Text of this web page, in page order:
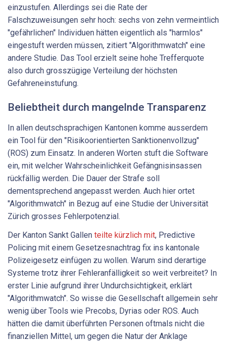
einzustufen. Allerdings sei die Rate der
Falschzuweisungen sehr hoch: sechs von zehn vermeintlich
"gefährlichen" Individuen hätten eigentlich als "harmlos"
eingestuft werden müssen, zitiert "Algorithmwatch" eine
andere Studie. Das Tool erzielt seine hohe Trefferquote
also durch grosszügige Verteilung der höchsten
Gefahreneinstufung.
Beliebtheit durch mangelnde Transparenz
In allen deutschsprachigen Kantonen komme ausserdem
ein Tool für den "Risikoorientierten Sanktionenvollzug"
(ROS) zum Einsatz. In anderen Worten stuft die Software
ein, mit welcher Wahrscheinlichkeit Gefängnisinsassen
rückfällig werden. Die Dauer der Strafe soll
dementsprechend angepasst werden. Auch hier ortet
"Algorithmwatch" in Bezug auf eine Studie der Universität
Zürich grosses Fehlerpotenzial.
Der Kanton Sankt Gallen teilte kürzlich mit, Predictive
Policing mit einem Gesetzesnachtrag fix ins kantonale
Polizeigesetz einfügen zu wollen. Warum sind derartige
Systeme trotz ihrer Fehleranfälligkeit so weit verbreitet? In
erster Linie aufgrund ihrer Undurchsichtigkeit, erklärt
"Algorithmwatch". So wisse die Gesellschaft allgemein sehr
wenig über Tools wie Precobs, Dyrias oder ROS. Auch
hätten die damit überführten Personen oftmals nicht die
finanziellen Mittel, um gegen die Natur der Anklage